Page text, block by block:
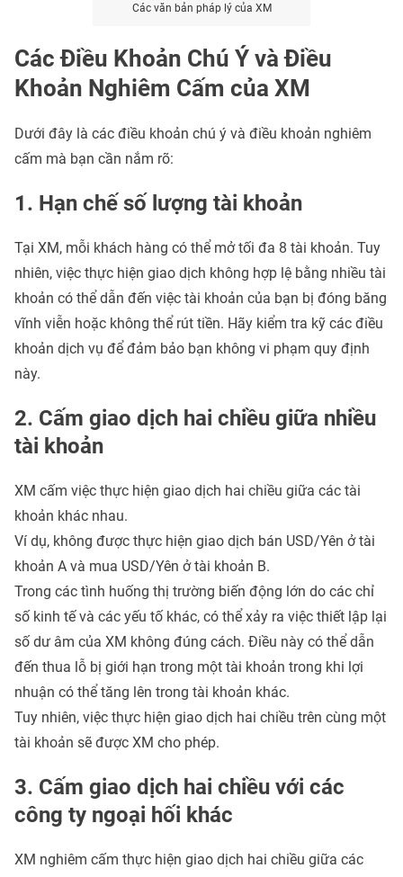
Các văn bản pháp lý của XM
Các Điều Khoản Chú Ý và Điều
Khoản Nghiêm Cấm của XM
Dưới đây là các điều khoản chú ý và điều khoản nghiêm
cấm mà bạn cần nắm rõ:
1. Hạn chế số lượng tài khoản
Tại XM, mỗi khách hàng có thể mở tối đa 8 tài khoản. Tuy
nhiên, việc thực hiện giao dịch không hợp lệ bằng nhiều tài
khoản có thể dẫn đến việc tài khoản của bạn bị đóng băng
vĩnh viễn hoặc không thể rút tiền. Hãy kiểm tra kỹ các điều
khoản dịch vụ để đảm bảo bạn không vi phạm quy định
này.
2. Cấm giao dịch hai chiều giữa nhiều
tài khoản
XM cấm việc thực hiện giao dịch hai chiều giữa các tài
khoản khác nhau.
Ví dụ, không được thực hiện giao dịch bán USD/Yên ở tài
khoản A và mua USD/Yên ở tài khoản B.
Trong các tình huống thị trường biến động lớn do các chỉ
số kinh tế và các yếu tố khác, có thể xảy ra việc thiết lập lại
số dư âm của XM không đúng cách. Điều này có thể dẫn
đến thua lỗ bị giới hạn trong một tài khoản trong khi lợi
nhuận có thể tăng lên trong tài khoản khác.
Tuy nhiên, việc thực hiện giao dịch hai chiều trên cùng một
tài khoản sẽ được XM cho phép.
3. Cấm giao dịch hai chiều với các
công ty ngoại hối khác
XM nghiêm cấm thực hiện giao dịch hai chiều giữa các